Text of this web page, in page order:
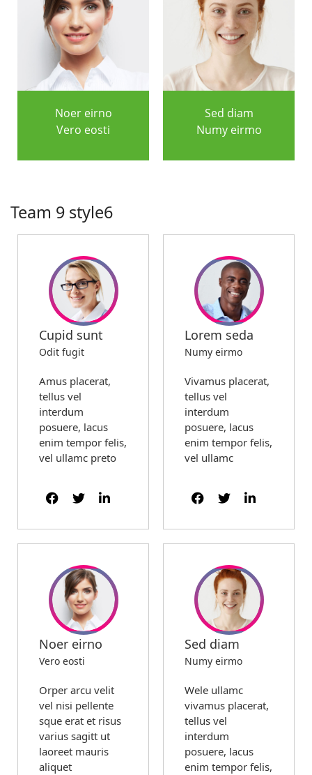
Noer eirno
Vero eosti
Sed diam
Numy eirmo
Team 9 style6
Cupid sunt
Odit fugit
Amus placerat,
tellus vel
interdum
posuere, lacus
enim tempor felis,
vel ullamc preto
Lorem seda
Numy eirmo
Vivamus placerat,
tellus vel
interdum
posuere, lacus
enim tempor felis,
vel ullamc
Noer eirno
Vero eosti
Orper arcu velit
vel nisi pellente
sque erat et risus
varius sagitt ut
laoreet mauris
aliquet
Sed diam
Numy eirmo
Wele ullamc
vivamus placerat,
tellus vel
interdum
posuere, lacus
enim tempor felis,